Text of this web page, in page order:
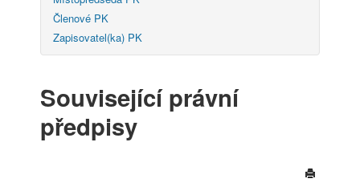
Členové PK
Zapisovatel(ka) PK
Související právní
předpisy